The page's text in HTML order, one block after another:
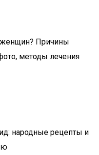
женщин? Причины
методы лечения
народные рецепты и